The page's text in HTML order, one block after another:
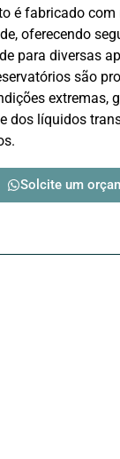
é fabricado
oferecendo
para diversas
são
extremas,
dos líquidos
Solcite um